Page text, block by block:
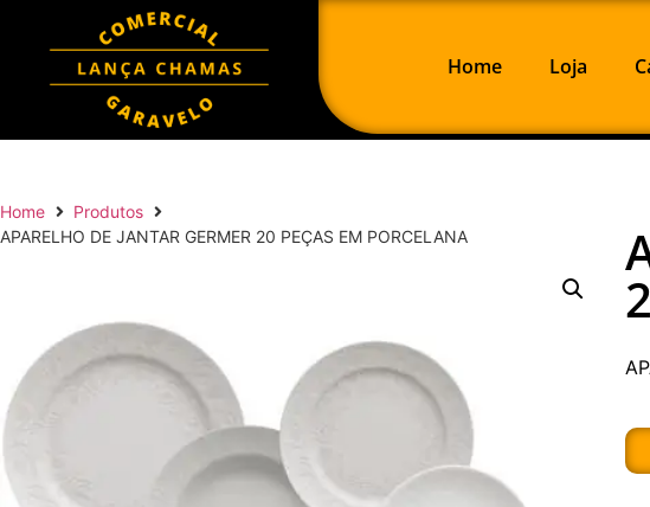
Home Loja
Home
Produtos
APARELHO DE JANTAR GERMER 20 PEÇAS EM PORCELANA